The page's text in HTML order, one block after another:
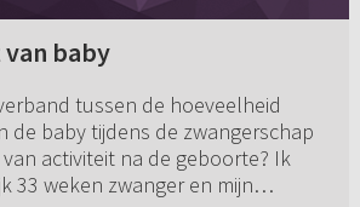
baby
tussen de hoeveelheid
de baby tijdens de zwangerschap
activiteit na de geboorte? Ik
33 weken zwanger en mijn